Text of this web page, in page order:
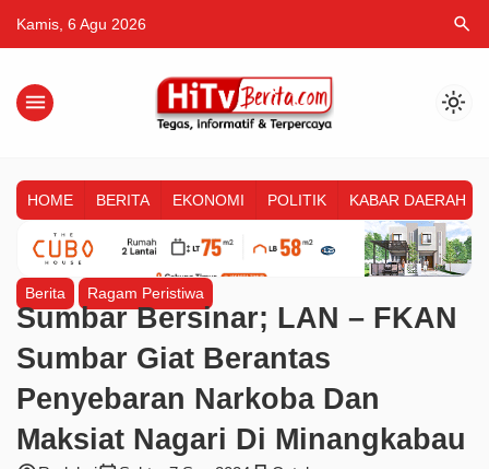
Kamis, 6 Agu 2026 search
menu light_mode
HOME BERITA EKONOMI POLITIK KABAR DAERAH
Berita Ragam Peristiwa
Sumbar Bersinar; LAN – FKAN
Sumbar Giat Berantas
Penyebaran Narkoba Dan
Maksiat Nagari Di Minangkabau